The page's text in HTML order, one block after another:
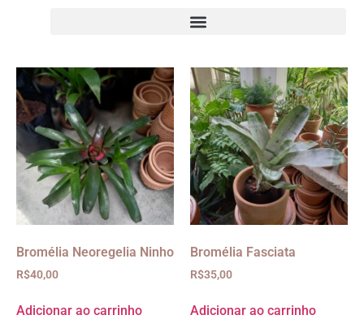
Bromélia Neoregelia Ninho
R$40,00
Adicionar ao carrinho
Bromélia Fasciata
R$35,00
Adicionar ao carrinho